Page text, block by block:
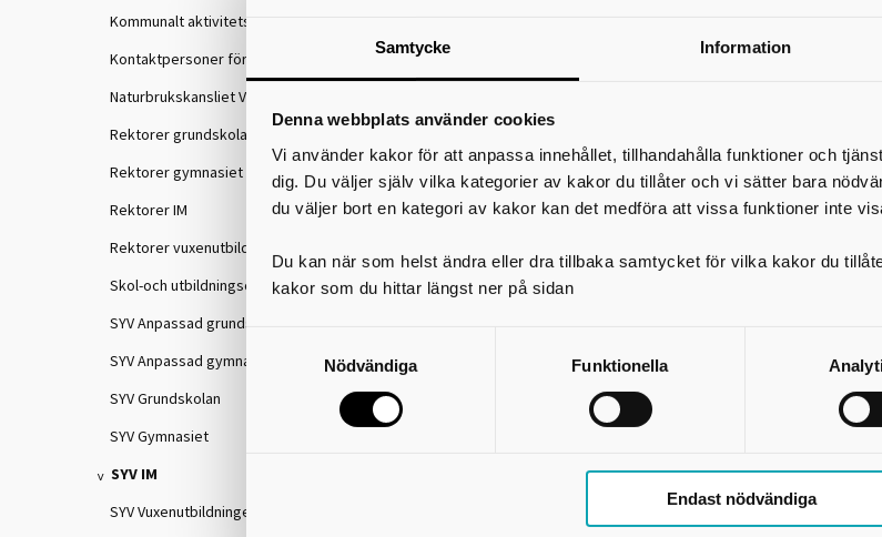
Samtycke Information
Denna webbplats använder cookies
Vi använder kakor för att anpassa innehållet, tillhandahålla funktioner och
dig. Du väljer själv vilka kategorier av kakor du tillåter och vi sätter bara
du väljer bort en kategori av kakor kan det medföra att vissa funktioner inte
Du kan när som helst ändra eller dra tillbaka samtycket för vilka kakor du
kakor som du hittar längst ner på sidan
Nödvändiga Funktionella
Endast nödvändiga
Kommunalt aktivitetsansvar (KAA)
Kontaktpersoner för IKE
Naturbrukskansliet VGR
Rektorer grundskolan
Rektorer gymnasiet
Rektorer IM
Rektorer vuxenutbildningen
Skol-och utbildningschefer
SYV Anpassad grundskola
SYV Anpassad gymnasieskola
SYV Grundskolan
SYV Gymnasiet
SYV IM
SYV Vuxenutbildningen
*Ditt namn
*Ämne
*Meddelande